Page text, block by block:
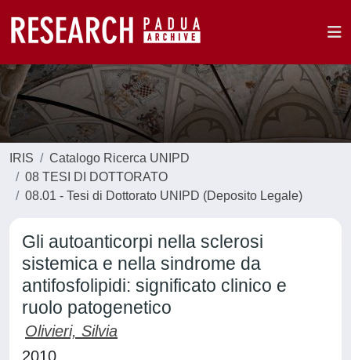
IRIS
Catalogo Ricerca UNIPD
08 TESI DI DOTTORATO
08.01 - Tesi di Dottorato UNIPD (Deposito Legale)
Gli autoanticorpi nella sclerosi
sistemica e nella sindrome da
antifosfolipidi: significato clinico e
ruolo patogenetico
Olivieri, Silvia
2010